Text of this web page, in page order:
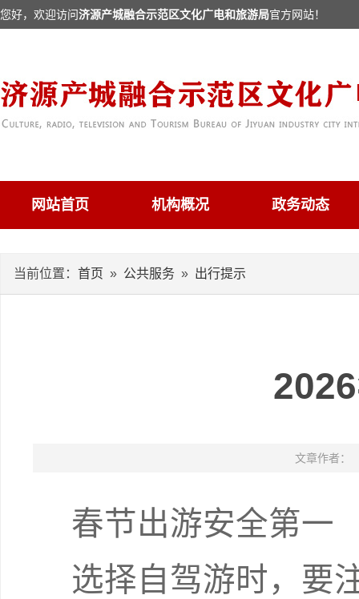
您好，欢迎访问济源产城融合示范区文化广电和旅游局官方网站！
网站首页 机构概况 政务动态
当前位置： 首页 » 公共服务 » 出行提示
文章作者：
春节出游安全第一
选择自驾游时，要